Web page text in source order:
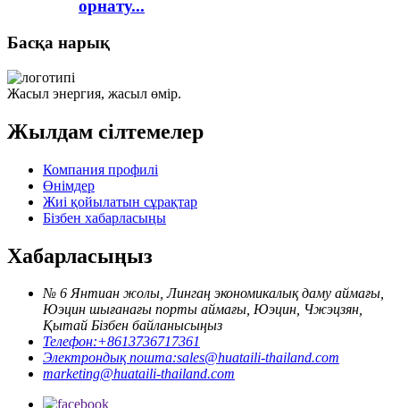
орнату...
Басқа нарық
Жасыл энергия, жасыл өмір.
Жылдам сілтемелер
Компания профилі
Өнімдер
Жиі қойылатын сұрақтар
Бізбен хабарласыңы
Хабарласыңыз
№ 6 Янтиан жолы, Лингаң экономикалық даму аймағы,
Юэцин шығанағы порты аймағы, Юэцин, Чжэцзян,
Қытай Бізбен байланысыңыз
Телефон:+8613736717361
Электрондық пошта:sales@huataili-thailand.com
marketing@huataili-thailand.com